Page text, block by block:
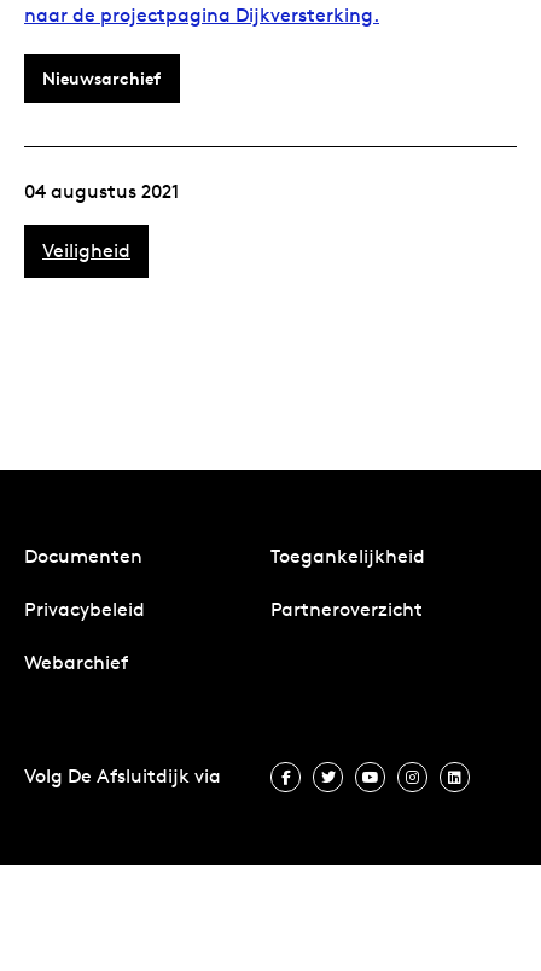
04 augustus 2021
Veiligheid
naar de projectpagina Dijkversterking.
Nieuwsarchief
Documenten Toegankelijkheid
Privacybeleid Partneroverzicht
Webarchief
Volg De Afsluitdijk via Volg De Afsluitdijk via Facebook
Volg De Afsluitdijk via
Volg De Afsluitdijk via
Volg De